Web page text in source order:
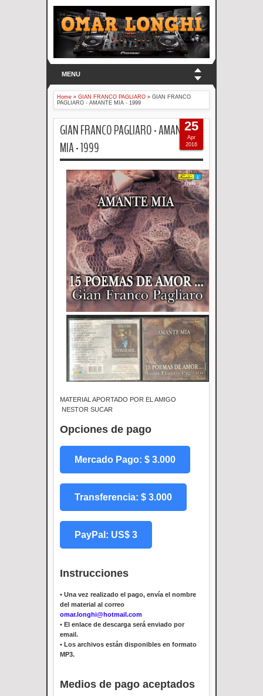
MENU
Home » GIAN FRANCO PAGLIARO » GIAN FRANCO
PAGLIARO - AMANTE MIA - 1999
GIAN FRANCO PAGLIARO - AMANTE
MIA - 1999
MATERIAL APORTADO POR EL AMIGO
NESTOR SUCAR
Opciones de pago
Mercado Pago: $ 3.000
Transferencia: $ 3.000
PayPal: US$ 3
Instrucciones
• Una vez realizado el pago, envía el nombre
del material al correo
omar.longhi@hotmail.com
• El enlace de descarga será enviado por
email.
• Los archivos están disponibles en formato
MP3.
Medios de pago aceptados
25
Apr
2016